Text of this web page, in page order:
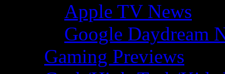
Apple TV News
Google Daydream
Gaming Previews